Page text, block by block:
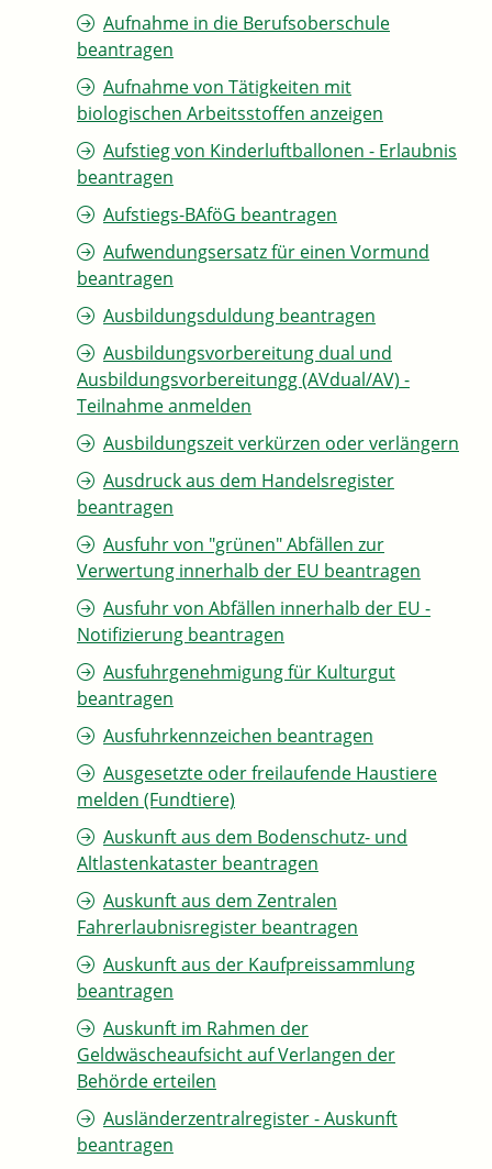
Aufnahme in die Berufsoberschule
beantragen
Aufnahme von Tätigkeiten mit
biologischen Arbeitsstoffen anzeigen
Aufstieg von Kinderluftballonen - Erlaubnis
beantragen
Aufstiegs-BAföG beantragen
Aufwendungsersatz für einen Vormund
beantragen
Ausbildungsduldung beantragen
Ausbildungsvorbereitung dual und
Ausbildungsvorbereitungg (AVdual/AV) -
Teilnahme anmelden
Ausbildungszeit verkürzen oder verlängern
Ausdruck aus dem Handelsregister
beantragen
Ausfuhr von "grünen" Abfällen zur
Verwertung innerhalb der EU beantragen
Ausfuhr von Abfällen innerhalb der EU -
Notifizierung beantragen
Ausfuhrgenehmigung für Kulturgut
beantragen
Ausfuhrkennzeichen beantragen
Ausgesetzte oder freilaufende Haustiere
melden (Fundtiere)
Auskunft aus dem Bodenschutz- und
Altlastenkataster beantragen
Auskunft aus dem Zentralen
Fahrerlaubnisregister beantragen
Auskunft aus der Kaufpreissammlung
beantragen
Auskunft im Rahmen der
Geldwäscheaufsicht auf Verlangen der
Behörde erteilen
Ausländerzentralregister - Auskunft
beantragen